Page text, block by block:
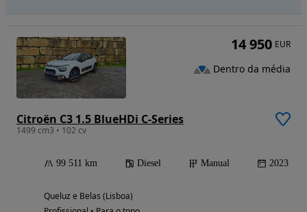
Citroën C3 1.5 BlueHDi C-Series
1499 cm3 • 102 cv
99 511 km Diesel Manual 2023
Queluz e Belas (Lisboa)
14 950 EUR
Dentro da média